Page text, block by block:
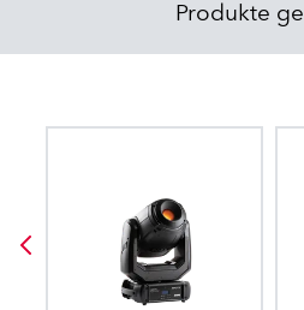
Produkte